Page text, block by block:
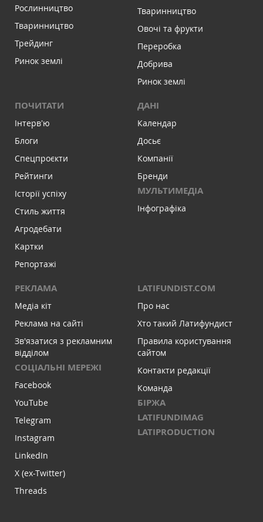
Рослинництво
Тваринництво
Трейдинг
Ринок землі
Тваринництво
Овочі та фрукти
Переробка
Добрива
Ринок землі
ПОЧИТАТИ
Інтервʼю
Блоги
Спецпроєкти
Рейтинги
Історії успіху
Стиль життя
Агродебати
Картки
Репортажі
ДАНІ
Календар
Досьє
Компанії
Бренди
МУЛЬТИМЕДІА
Інфографіка
РЕКЛАМА
Медіа кіт
Реклама на сайті
Зв'язатися з рекламним
відділом
СОЦІАЛЬНІ МЕРЕЖІ
Facebook
YouTube
Telegram
Instagram
LinkedIn
X (ex-Twitter)
Threads
LATIFUNDIST.COM
Про нас
Хто такий Латифундист
Правила користування
сайтом
Контакти редакції
Команда
БІРЖА
LATIFUNDIMAG
LATIPRODUCTION